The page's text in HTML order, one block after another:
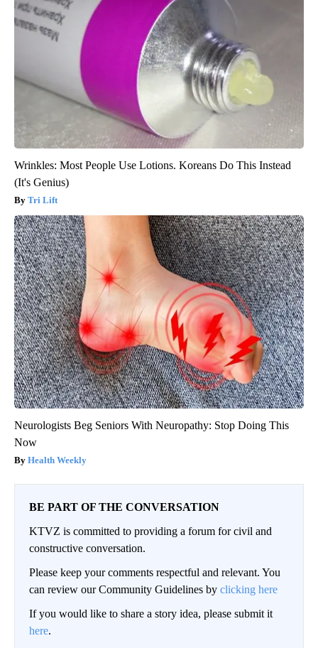
Wrinkles: Most People Use Lotions. Koreans Do This Instead
(It's Genius)
Tri Lift
Neurologists Beg Seniors With Neuropathy: Stop Doing This
Now
Health Weekly
BE PART OF THE CONVERSATION
KTVZ is committed to providing a forum for civil and
constructive conversation.
Please keep your comments respectful and relevant. You
can review our Community Guidelines by clicking here
If you would like to share a story idea, please submit it
here.